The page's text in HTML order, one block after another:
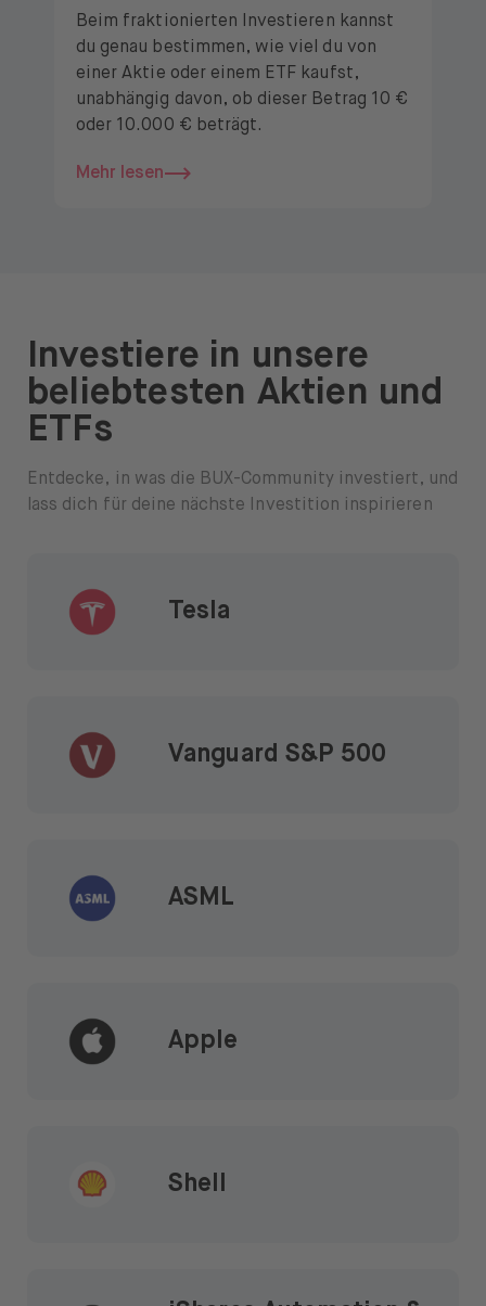
Beim fraktionierten Investieren kannst
du genau bestimmen, wie viel du von
einer Aktie oder einem ETF kaufst,
unabhängig davon, ob dieser Betrag 10 €
oder 10.000 € beträgt.
Mehr lesen
Investiere in unsere
beliebtesten Aktien und
ETFs
Entdecke, in was die BUX-Community investiert, und
lass dich für deine nächste Investition inspirieren
Tesla
Vanguard S&P 500
ASML
Apple
Shell